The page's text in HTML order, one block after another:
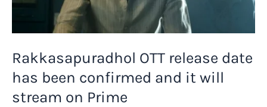
Rakkasapuradhol OTT release date
has been confirmed and it will
stream on Prime